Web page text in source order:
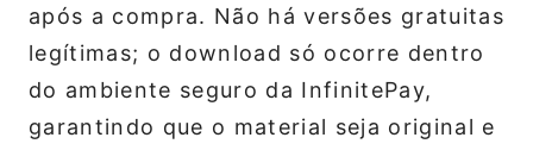
após a compra. Não há versões gratuitas
legítimas; o download só ocorre dentro
do ambiente seguro da InfinitePay,
garantindo que o material seja original e